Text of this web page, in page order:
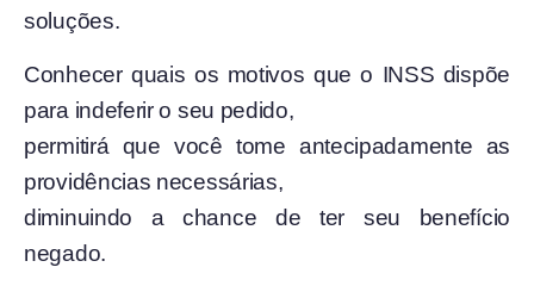
soluções.
Conhecer quais os motivos que o INSS dispõe
para indeferir o seu pedido,
permitirá que você tome antecipadamente as
providências necessárias,
diminuindo a chance de ter seu benefício
negado.